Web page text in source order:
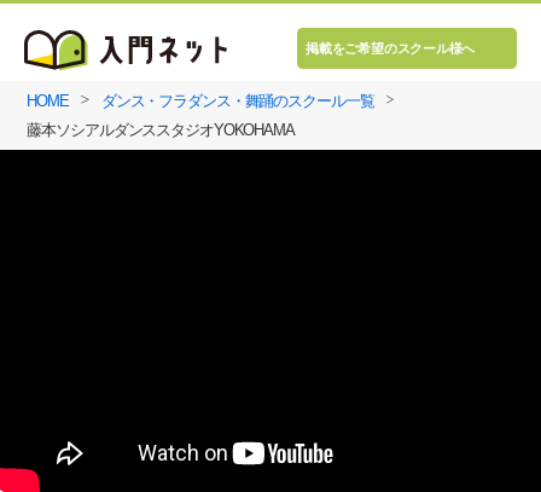
掲載をご希望のスクール様へ
HOME
ダンス・フラダンス・舞踊のスクール一覧
藤本ソシアルダンススタジオYOKOHAMA